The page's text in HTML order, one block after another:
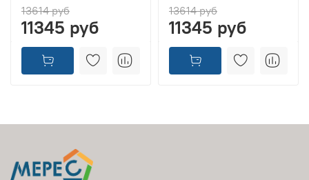
13614 руб
11345 руб
13614 руб
11345 руб